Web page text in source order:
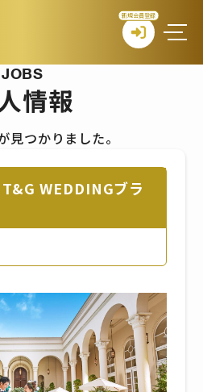
新規会員登録
JOBS
情報
見つかりました。
WEDDINGブラ